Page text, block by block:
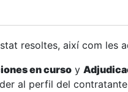
resoltes, així com les
en curso y
al perfil del